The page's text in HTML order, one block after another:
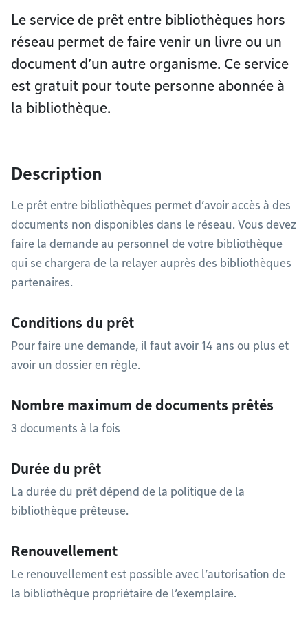
Le service de prêt entre bibliothèques hors
réseau permet de faire venir un livre ou un
document d’un autre organisme. Ce service
est gratuit pour toute personne abonnée à
la bibliothèque.
Description
Le prêt entre bibliothèques permet d’avoir accès à des
documents non disponibles dans le réseau. Vous devez
faire la demande au personnel de votre bibliothèque
qui se chargera de la relayer auprès des bibliothèques
partenaires.
Conditions du prêt
Pour faire une demande, il faut avoir 14 ans ou plus et
avoir un dossier en règle.
Nombre maximum de documents prêtés
3 documents à la fois
Durée du prêt
La durée du prêt dépend de la politique de la
bibliothèque prêteuse.
Renouvellement
Le renouvellement est possible avec l’autorisation de
la bibliothèque propriétaire de l’exemplaire.